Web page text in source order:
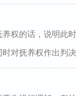
权的话，说明此
对抚养权作出判